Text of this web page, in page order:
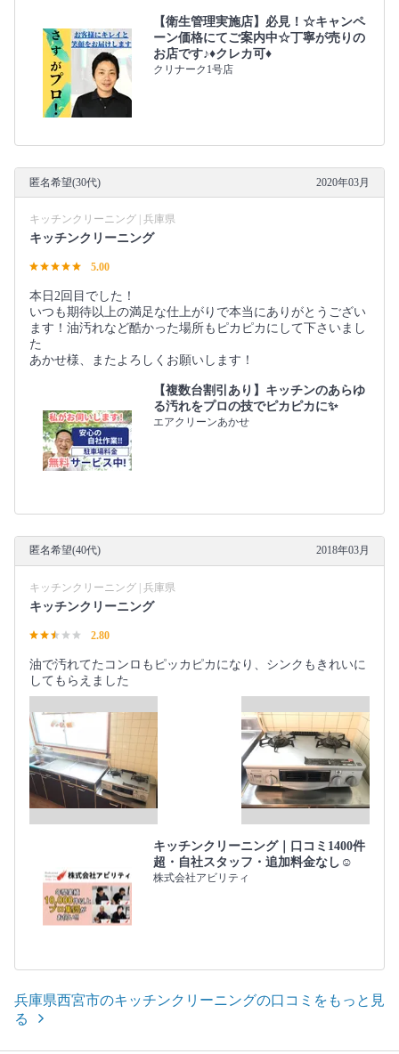
【衛生管理実施店】必見！☆キャンペ
ーン価格にてご案内中☆丁寧が売りの
お店です♪♦クレカ可♦
クリナーク1号店
匿名希望(30代) 2020年03月
キッチンクリーニング | 兵庫県
キッチンクリーニング
5.00
本日2回目でした！
いつも期待以上の満足な仕上がりで本当にありがとうござい
ます！油汚れなど酷かった場所もピカピカにして下さいまし
た
あかせ様、またよろしくお願いします！
【複数台割引あり】キッチンのあらゆ
る汚れをプロの技でピカピカに✨
エアクリーンあかせ
匿名希望(40代) 2018年03月
キッチンクリーニング | 兵庫県
キッチンクリーニング
2.80
油で汚れてたコンロもピッカピカになり、シンクもきれいに
してもらえました
キッチンクリーニング｜口コミ1400件
超・自社スタッフ・追加料金なし☺️
株式会社アビリティ
兵庫県西宮市のキッチンクリーニングの口コミをもっと見
る